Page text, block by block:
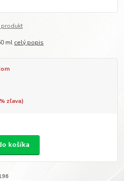
ml celý popis
zľava)
košíka